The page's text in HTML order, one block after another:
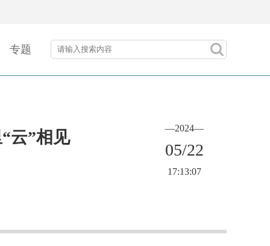
专题
云”相见 —2024—
05/22
17:13:07